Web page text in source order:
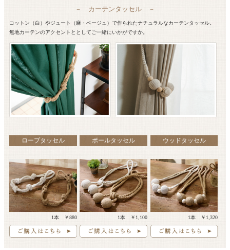
－ カーテンタッセル －
コットン（白）やジュート（麻・ベージュ）で作られたナチュラルなカーテンタッセル。
無地カーテンのアクセントととしてご一緒にいかがですか。
ロープタッセル
1本 ￥880
ボールタッセル
1本 ￥1,100
ウッドタッセル
1本 ￥1,320